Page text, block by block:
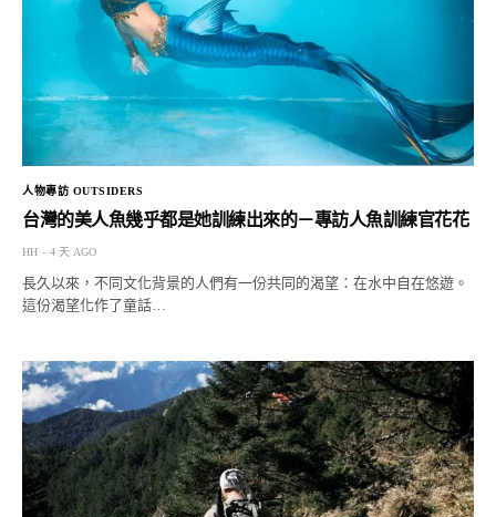
人物專訪 OUTSIDERS
台灣的美人魚幾乎都是她訓練出來的－專訪人魚訓練官花花
HH 4 天 AGO
長久以來，不同文化背景的人們有一份共同的渴望：在水中自在悠遊。
這份渴望化作了童話…